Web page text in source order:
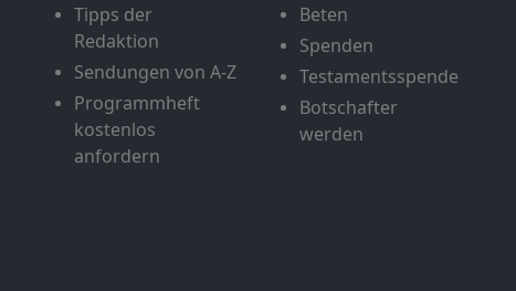
Tipps der
Redaktion
Sendungen von A-Z
Programmheft
kostenlos
anfordern
Beten
Spenden
Testamentsspende
Botschafter
werden